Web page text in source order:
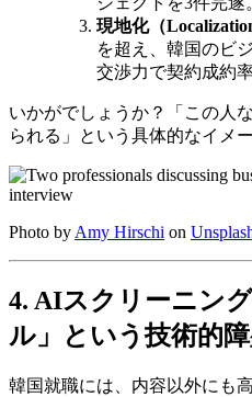
現地化（
を超え、韓国のビ
交渉力で契約成約率
いかがでしょうか？「この人
られる」という具体的なイメ
Photo by Amy Hirschi on
4. AIスクリーニン
ル」という技術的
韓国就職には、内容以外にも